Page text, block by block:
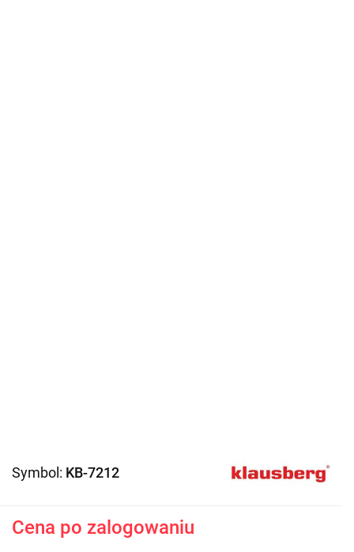
Symbol: KB-7212
Cena po zalogowaniu